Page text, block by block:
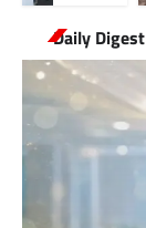
Daily Digest